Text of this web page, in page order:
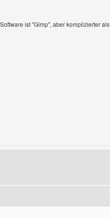
ist "Gimp", aber komplizierter als